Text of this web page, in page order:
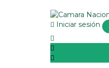
Iniciar sesión